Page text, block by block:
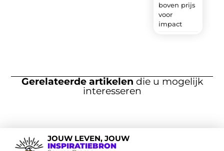
boven prijs
voor
impact
Gerelateerde artikelen die u mogelijk
interesseren
JOUW LEVEN, JOUW
INSPIRATIEBRON